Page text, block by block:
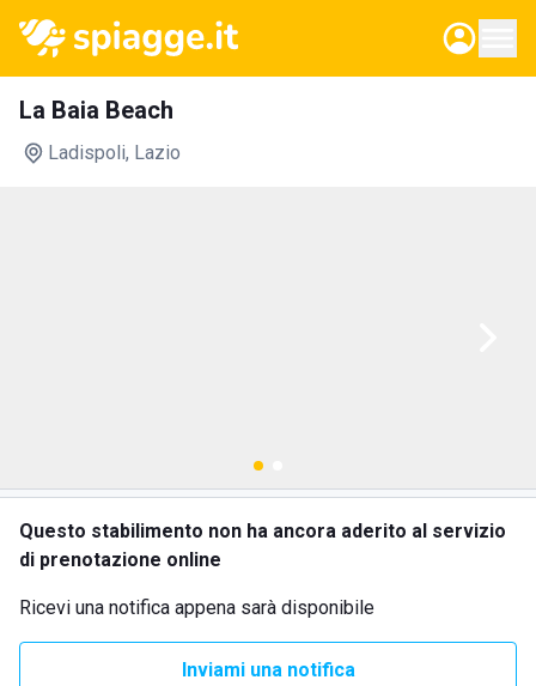
La Baia Beach
Ladispoli, Lazio
Questo stabilimento non ha ancora aderito al servizio
di prenotazione online
Ricevi una notifica appena sarà disponibile
Inviami una notifica